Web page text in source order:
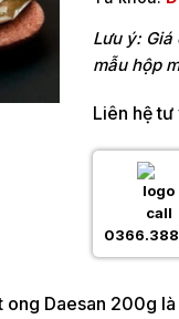
Lưu ý: Giá
mẫu hộp
Liên hệ tư
ong Daesan 200g